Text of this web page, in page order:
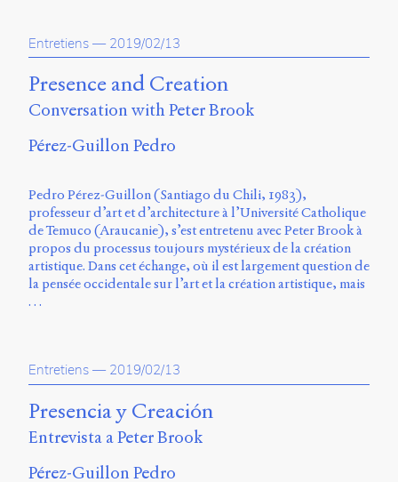
12723
150
Pl.
Charles-
Le
Longueuil
0B7
Canada
ISSN
2104-
3272
0.1
(2020/03)
Typographies
de
Entretiens — 2019/02/13
Presence and Creation
Conversation with Peter Brook
Pérez-Guillon Pedro
Pedro Pérez-Guillon (Santiago du Chili, 1983),
professeur d’art et d’architecture à l’Université Catholique
de Temuco (Araucanie), s’est entretenu avec Peter Brook à
propos du processus toujours mystérieux de la création
artistique. Dans cet échange, où il est largement question de
la pensée occidentale sur l’art et la création artistique, mais
…
Entretiens — 2019/02/13
Presencia y Creación
Entrevista a Peter Brook
Pérez-Guillon Pedro